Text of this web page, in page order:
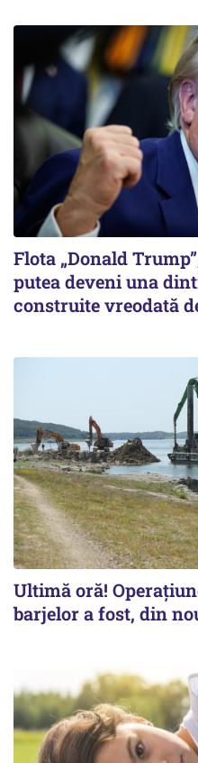
Flota „Donald
putea deveni una
construite vreodată
Ultimă oră!
barjelor a fost, din